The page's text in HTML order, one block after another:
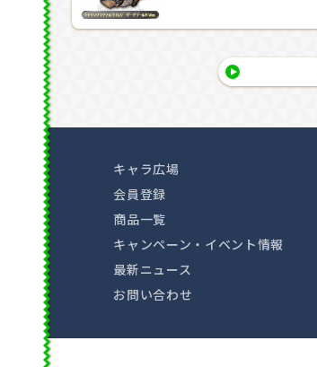
キャラ広場
会員登録
商品一覧
キャンペーン・イベント情報
最新ニュース
お問い合わせ